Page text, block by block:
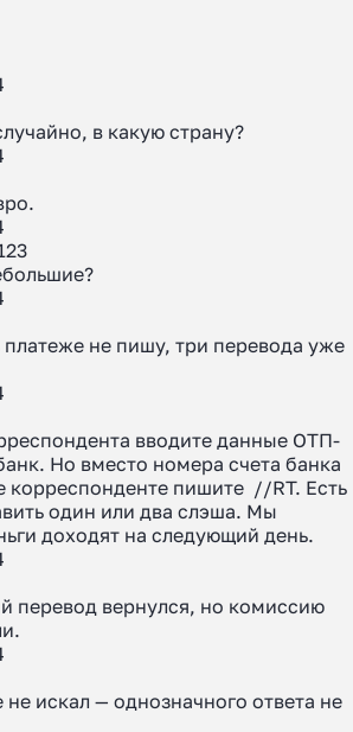
в какую страну?
платеже не пишу, три перевода уже
вводите данные ОТП-
Но вместо номера счета банка
корреспонденте пишите //RT. Есть
один или два слэша. Мы
доходят на следующий день.
перевод вернулся, но комиссию
не искал — однозначного ответа не